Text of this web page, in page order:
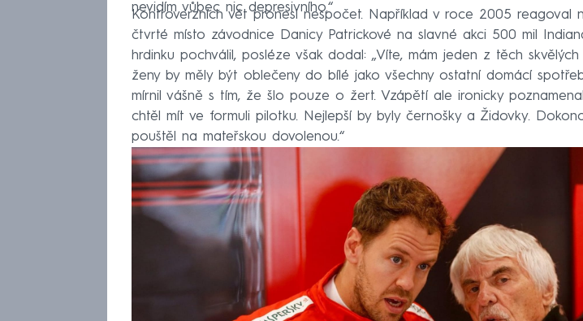
nevidím vůbec nic depresivního.“
Kontroverzních vět pronesl nespočet. Například v roce 2005 reagoval
čtvrté místo závodnice Danicy Patrickové na slavné akci 500 mil
hrdinku pochválil, posléze však dodal: „Víte, mám jeden z těch
ženy by měly být oblečeny do bílé jako všechny ostatní domácí
mírnil vášně s tím, že šlo pouze o žert. Vzápětí ale ironicky
chtěl mít ve formuli pilotku. Nejlepší by byly černošky a Židovky.
pouštěl na mateřskou dovolenou.“